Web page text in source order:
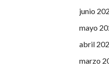
junio
mayo
abril
marzo